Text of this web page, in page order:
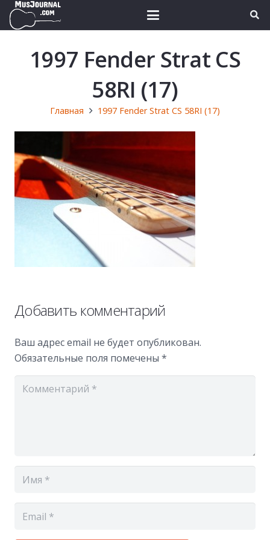
1997 Fender Strat CS
58RI (17)
Главная 1997 Fender Strat CS 58RI (17)
Добавить комментарий
Ваш адрес email не будет опубликован.
Обязательные поля помечены *